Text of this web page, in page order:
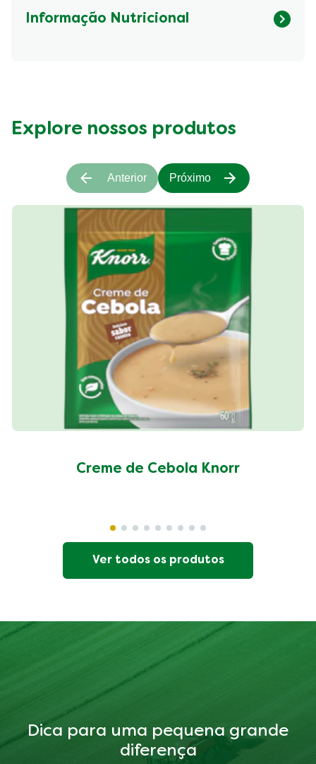
Informação Nutricional
Explore nossos produtos
Creme de Cebola Knorr
Anterior Próximo
Ver todos os produtos
Dica para uma pequena grande
diferença